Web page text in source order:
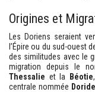
Origines et
Les Doriens seraient
l’Épire ou du sud-ouest
des similitudes avec le
migration depuis le
Thessalie et la Béotie
centrale nommée Doride